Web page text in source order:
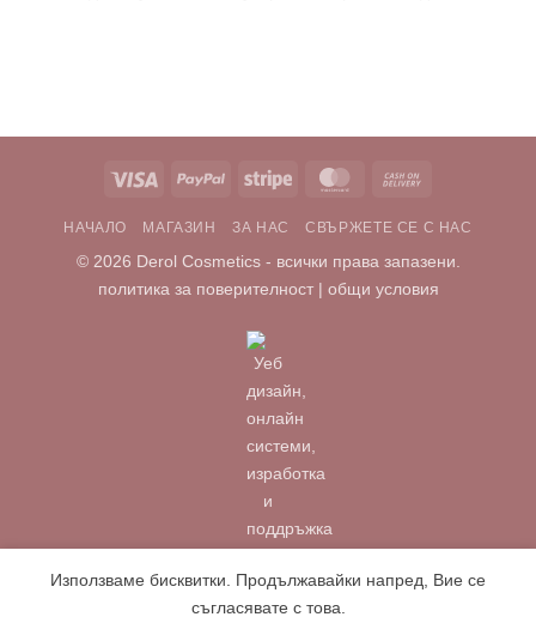
Visa PayPal Stripe MasterCard
Delivery
НАЧАЛО МАГАЗИН ЗА НАС СВЪРЖЕТЕ СЕ С НАС
© 2026 Derol Cosmetics- всички права запазени.
политика за поверителност| общи условия
Използваме бисквитки. Продължавайки напред, Вие се
съгласявате с това.